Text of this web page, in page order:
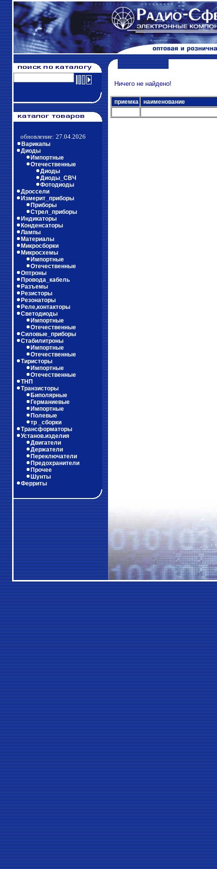
обновление: 27.04.2026
Варикапы
Диоды
Импортные
Отечественные
Диоды
Диоды_СВЧ
Фотодиоды
Дроссели
Измерит_приборы
Приборы
Стрел_приборы
Индикаторы
Конденсаторы
Лампы
Материалы
Микросборки
Микросхемы
Импортные
Отечественные
Оптроны
Провода_кабель
Разъемы
Резисторы
Резонаторы
Реле,контакторы
Светодиоды
Импортные
Отечественные
Силовые_приборы
Стабилитроны
Импортные
Отечественные
Тиристоры
Импортные
Отечественные
ТНП
Транзисторы
Биполярные
Германиевые
Импортные
Полевые
тр _сборки
Трансформаторы
Установ.изделия
Двигатели
Держатели
Переключатели
Предохранители
Прочее
Шунты
Ферриты
Ничего не найдено!
приемка наименование